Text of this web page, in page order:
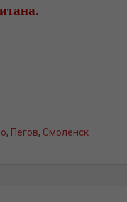
, Пегов, Смоленск